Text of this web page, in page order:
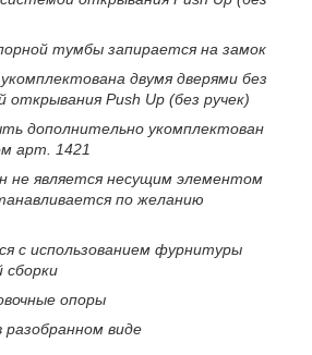
тумбы запирается на замок
двумя дверями без
открывания Push Up (без ручек)
дополнительно укомплектован
арт. 1421
не является несущим элементом
по желанию
с использованием фурнитуры
сборки
опоры
виде